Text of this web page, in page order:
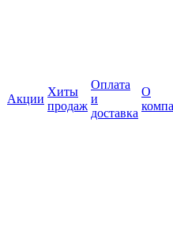
Акции
Хиты
продаж
Оплата
и
доставка
О